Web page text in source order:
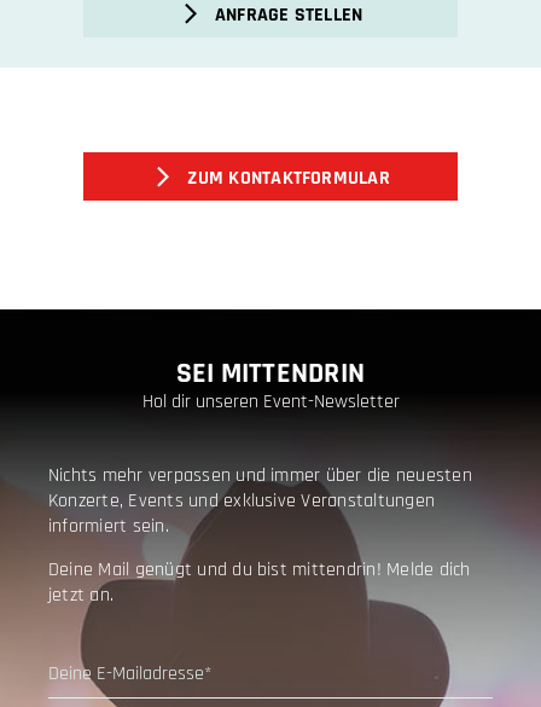
ANFRAGE STELLEN
ZUM KONTAKTFORMULAR
SEI MITTENDRIN
Hol dir unseren Event-Newsletter
Nichts mehr verpassen und immer über die neuesten
Konzerte, Events und exklusive Veranstaltungen
informiert sein.
Deine Mail genügt und du bist mittendrin! Melde dich
jetzt an.